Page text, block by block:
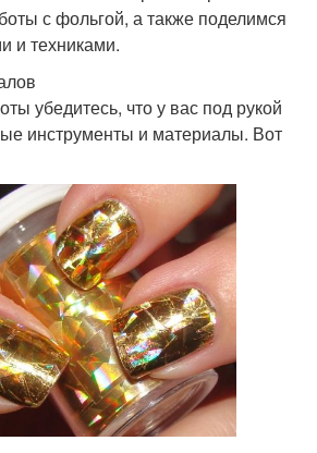
с фольгой, а также поделимся
и техниками.
убедитесь, что у вас под рукой
инструменты и материалы. Вот